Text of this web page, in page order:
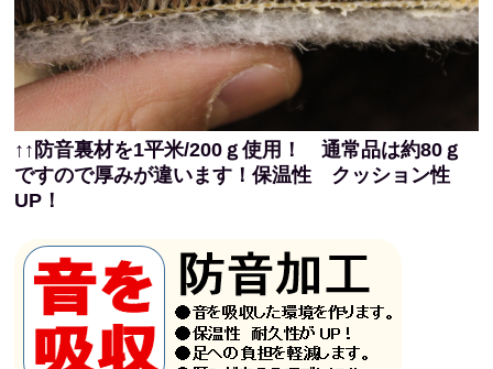
↑↑防音裏材を1平米/200ｇ使用！ 通常品は約80ｇ
ですので厚みが違います！保温性 クッション性
UP！